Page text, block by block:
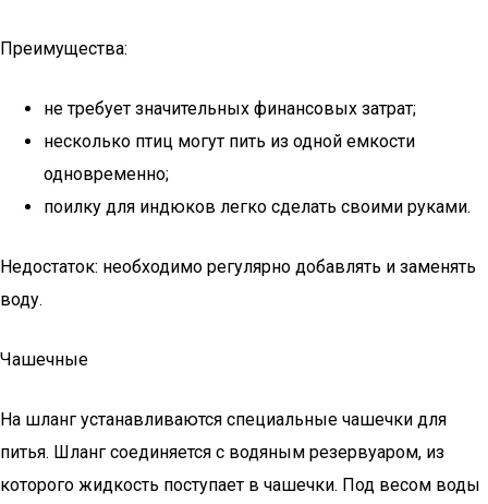
Преимущества:
не требует значительных финансовых затрат;
несколько птиц могут пить из одной емкости
одновременно;
поилку для индюков легко сделать своими руками.
Недостаток: необходимо регулярно добавлять и заменять
воду.
Чашечные
На шланг устанавливаются специальные чашечки для
питья. Шланг соединяется с водяным резервуаром, из
которого жидкость поступает в чашечки. Под весом воды